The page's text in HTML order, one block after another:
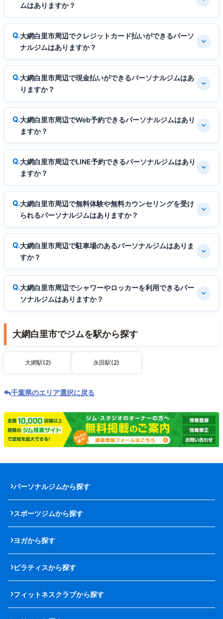
ムはありますか？
大網白里市周辺でクレジットカード払いができるパーソ
ナルジムはありますか？
大網白里市周辺で現金払いができるパーソナルジムはあ
りますか？
大網白里市周辺でWeb予約できるパーソナルジムはあり
ますか？
大網白里市周辺でLINE予約できるパーソナルジムはあり
ますか？
大網白里市周辺で無料体験や無料カウンセリングを受け
られるパーソナルジムはありますか？
大網白里市周辺で駐車場のあるパーソナルジムはありま
すか？
大網白里市周辺でシャワーやロッカーを利用できるパー
ソナルジムはありますか？
大網白里市でジムを駅から探す
大網駅(2) 永田駅(2)
千葉県のエリア選択に戻る
パーソナルジムから探す
スポーツジムから探す
ヨガから探す
ピラティスから探す
フィットネスクラブから探す